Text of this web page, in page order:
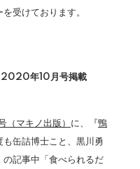
受けております。
年10月号掲載
（マキノ出版） に、『鴨
缶詰博士こと、黒川勇
の記事中「食べられるだ